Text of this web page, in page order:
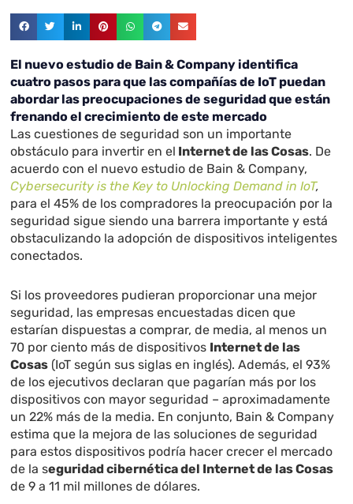
El nuevo estudio de Bain & Company identifica
cuatro pasos para que las compañías de IoT puedan
abordar las preocupaciones de seguridad que están
frenando el crecimiento de este mercado
Las cuestiones de seguridad son un importante
obstáculo para invertir en el Internet de las Cosas. De
acuerdo con el nuevo estudio de Bain & Company,
Cybersecurity is the Key to Unlocking Demand in IoT,
para el 45% de los compradores la preocupación por la
seguridad sigue siendo una barrera importante y está
obstaculizando la adopción de dispositivos inteligentes
conectados.
Si los proveedores pudieran proporcionar una mejor
seguridad, las empresas encuestadas dicen que
estarían dispuestas a comprar, de media, al menos un
70 por ciento más de dispositivos Internet de las
Cosas (IoT según sus siglas en inglés). Además, el 93%
de los ejecutivos declaran que pagarían más por los
dispositivos con mayor seguridad – aproximadamente
un 22% más de la media. En conjunto, Bain & Company
estima que la mejora de las soluciones de seguridad
para estos dispositivos podría hacer crecer el mercado
de la seguridad cibernética del Internet de las Cosas
de 9 a 11 mil millones de dólares.